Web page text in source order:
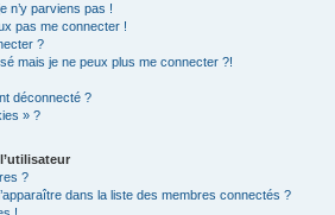
n’y parviens pas !
pas me connecter !
?
mais je ne peux plus me connecter ?!
déconnecté ?
» ?
?
dans la liste des membres connectés ?